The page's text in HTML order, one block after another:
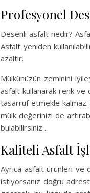
Profesyonel
Desenli asfalt nedir?
Asfalt yeniden
azaltır.
Mülkünüzün zeminini
asfalt kullanarak renk ve
tasarruf etmekle kalmaz.
mülk değerinizi de
bulabilirsiniz .
Kaliteli Asfalt
Ayrıca asfalt ürünleri ve
istiyorsanız doğru